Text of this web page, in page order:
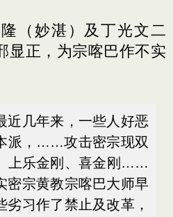
（妙湛）及丁光文二
显正，为宗喀巴作不实
近几年来，一些人好恶
派，……攻击密宗现双
上乐金刚、喜金刚……
密宗黄教宗喀巴大师早
劣习作了禁止及改革，